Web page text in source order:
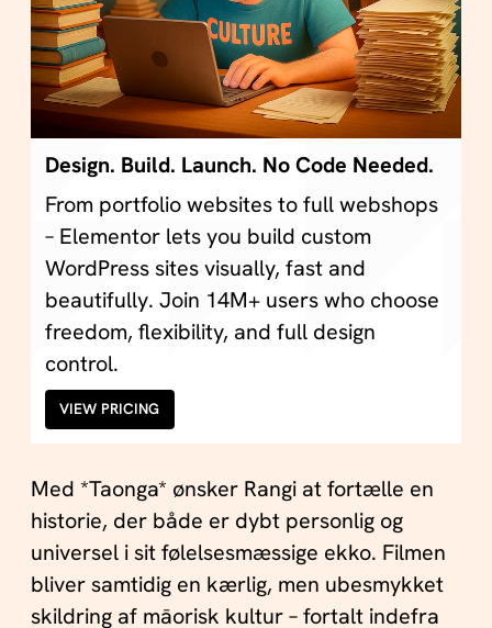
Design. Build. Launch. No Code Needed.
From portfolio websites to full webshops
– Elementor lets you build custom
WordPress sites visually, fast and
beautifully. Join 14M+ users who choose
freedom, flexibility, and full design
control.
VIEW PRICING
Med *Taonga* ønsker Rangi at fortælle en
historie, der både er dybt personlig og
universel i sit følelsesmæssige ekko. Filmen
bliver samtidig en kærlig, men ubesmykket
skildring af māorisk kultur – fortalt indefra